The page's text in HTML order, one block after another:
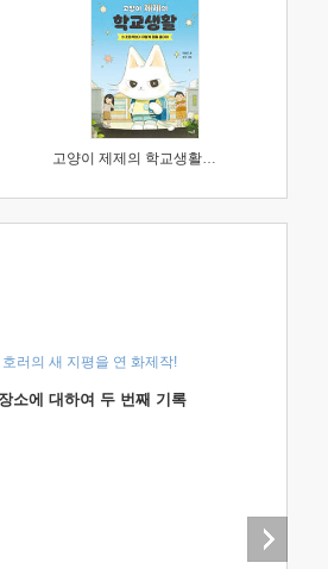
고양이 제제의 학교생활 1 : 초등학생이 이렇게 힘들 줄이야
러의 새 지평을 연 화제작!
소에 대하여 두 번째 기록